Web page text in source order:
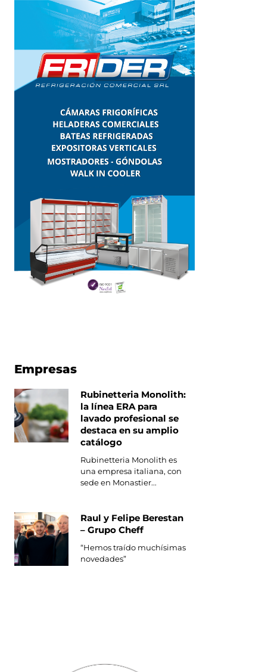
Empresas
Rubinetteria Monolith:
la línea ERA para
lavado profesional se
destaca en su amplio
catálogo
Rubinetteria Monolith es
una empresa italiana, con
sede en Monastier...
Raul y Felipe Berestan
– Grupo Cheff
“Hemos traído muchísimas
novedades”